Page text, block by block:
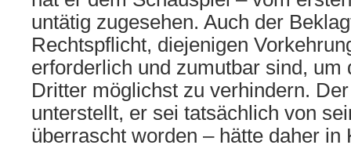
untätig zugesehen. Auch der
Rechtspflicht, diejenigen
erforderlich und zumutbar sind, um
Dritter möglichst zu verhindern.
unterstellt, er sei tatsächlich von
überrascht worden – hätte daher in